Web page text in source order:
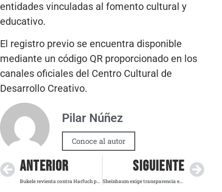
entidades vinculadas al fomento cultural y
educativo.
El registro previo se encuentra disponible
mediante un código QR proporcionado en los
canales oficiales del Centro Cultural de
Desarrollo Creativo.
Pilar Núñez
Conoce al autor
ANTERIOR
Bukele revienta contra Harfuch por vincular a El Salvador con avioneta cargada de cocaína
SIGUIENTE
Sheinbaum exige transparencia en la SCJN y condena misoginia de Salinas Pliego